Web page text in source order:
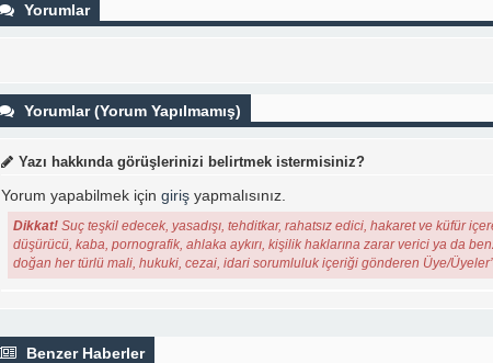
Yorumlar
Yorumlar (Yorum Yapılmamış)
Yazı hakkında görüşlerinizi belirtmek istermisiniz?
Yorum yapabilmek için giriş yapmalısınız.
Dikkat! Suç teşkil edecek, yasadışı, tehditkar, rahatsız edici, hakaret ve küfür
düşürücü, kaba, pornografik, ahlaka aykırı, kişilik haklarına zarar verici ya da
doğan her türlü mali, hukuki, cezai, idari sorumluluk içeriği gönderen Üye/
Benzer Haberler